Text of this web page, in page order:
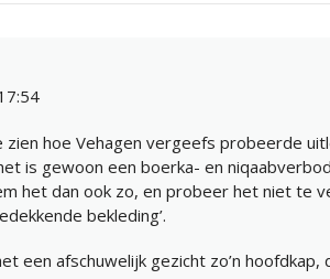
zien hoe Vehagen vergeefs probeerde
is gewoon een boerka- en
het dan ook zo, en probeer het niet te
bekleding’.
een afschuwelijk gezicht zo’n hoofdkap,